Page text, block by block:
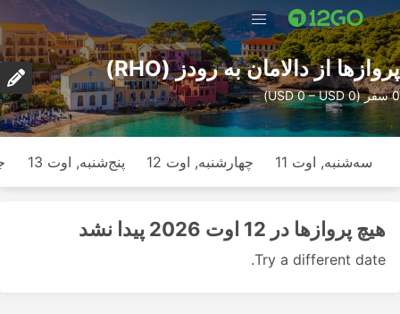
پرواز‌ها از دالامان به رودز (RHO)
0 سفر (USD 0 – USD 0)
سه‌شنبه, اوت 11 چهارشنبه, اوت 12 پنج‌شنبه, اوت 13
هیچ پرواز‌ها در 12 اوت 2026 پیدا نشد
Try a different date.